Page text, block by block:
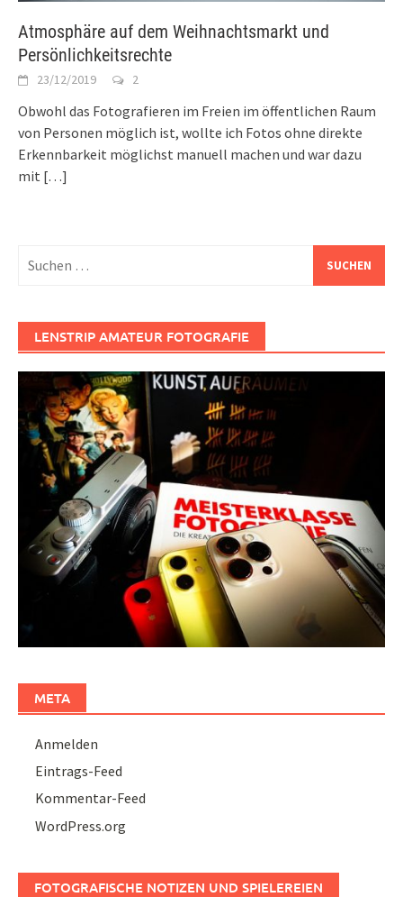
Atmosphäre auf dem Weihnachtsmarkt und
Persönlichkeitsrechte
23/12/2019 2
Obwohl das Fotografieren im Freien im öffentlichen Raum
von Personen möglich ist, wollte ich Fotos ohne direkte
Erkennbarkeit möglichst manuell machen und war dazu
mit […]
nach:
LENSTRIP AMATEUR FOTOGRAFIE
META
Anmelden
Eintrags-Feed
Kommentar-Feed
WordPress.org
FOTOGRAFISCHE NOTIZEN UND SPIELEREIEN